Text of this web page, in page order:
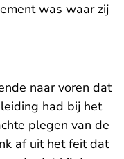
was waar zij
naar voren dat
had bij het
plegen van de
af uit het feit dat